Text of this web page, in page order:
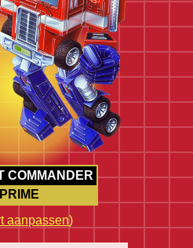
COMMANDER
aanpassen)